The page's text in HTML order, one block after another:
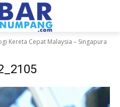
Kereta Cepat Malaysia – Singapura